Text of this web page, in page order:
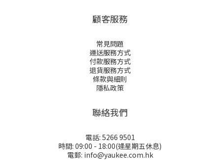
顧客服務
常見問題
運送服務方式
付款服務方式
退貨服務方式
條款與細則
隱私政策
聯絡我們
電話: 5266 9501
時間: 09:00 - 18:00(逄星期五休息)
電郵: info@yaukee.com.hk